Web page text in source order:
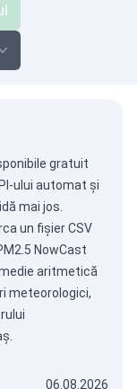
gratuit
ului automat și
mai jos.
un fișier CSV
NowCast
aritmetică
meteorologici,
06.08.2026